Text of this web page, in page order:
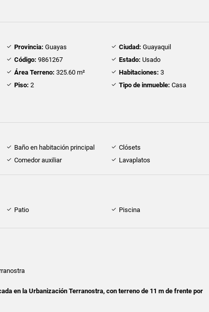
Provincia: Guayas Ciudad: Guayaquil
Código: 9861267 Estado: Usado
Área Terreno: 325.60 m² Habitaciones: 3
Piso: 2 Tipo de inmueble: Casa
Baño en habitación principal
Clósets
Comedor auxiliar Lavaplatos
Patio Piscina
en la Urbanización Terranostra, con terreno de 11 m de frente por